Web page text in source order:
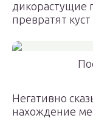
дикорастущие
превратят
Негативно
нахождение